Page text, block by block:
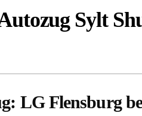
Sylt
LG Flensburg